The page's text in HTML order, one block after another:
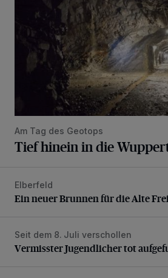
Am Tag des Geotops
Tief hinein in die
Ein neuer Brunnen für die Alte
Elberfeld
Ein neuer Brunnen für die Alte
Vermisster Jugendlicher tot
Seit dem 8. Juli verschollen
Vermisster Jugendlicher tot